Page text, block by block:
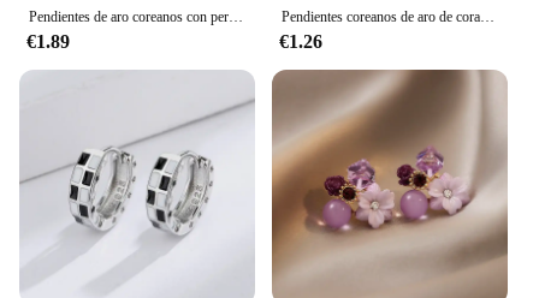
Pendientes de aro coreanos con perlas de imitación para mujer, aretes grandes con perlas redondas blancas de Color dorado, joyería Brincos
€1.89
Pendientes coreanos de aro de corazón de felpa blanco dulce para mujer, pendientes en forma de C flocados exagerados, regalo de joyería para fiesta y boda
€1.26